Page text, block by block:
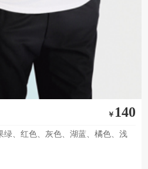
￥ 140
绿、红色、灰色、湖蓝、橘色、浅